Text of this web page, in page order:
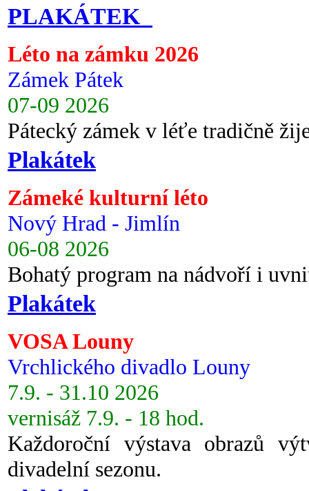
PLAKÁTEK
Léto na zámku 2026
Zámek Pátek
07-09 2026
Pátecký zámek v léťe tradičně
Plakátek
Zámeké kulturní léto
Nový Hrad - Jimlín
06-08 2026
Bohatý program na nádvoří i
Plakátek
VOSA Louny
Vrchlického divadlo Louny
7.9. - 31.10 2026
vernisáž 7.9. - 18 hod.
Každoroční výstava obrazů
divadelní sezonu.